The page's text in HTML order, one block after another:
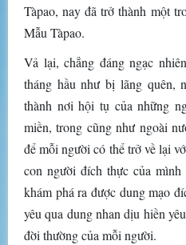
Tàpao, nay đã trở thành một
Mẫu Tàpao.
Vả lại, chẳng đáng ngạc
tháng hầu như bị lãng quên,
thành nơi hội tụ của những
miền, trong cũng như ngoài
để mỗi người có thể trở về lại
con người đích thực của
khám phá ra được dung mạo
yêu qua dung nhan dịu hiền
đời thường của mỗi người.